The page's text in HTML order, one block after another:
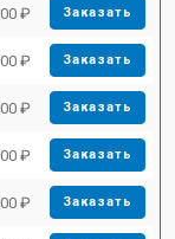
₽ Заказать
₽ Заказать
₽ Заказать
₽ Заказать
₽ Заказать